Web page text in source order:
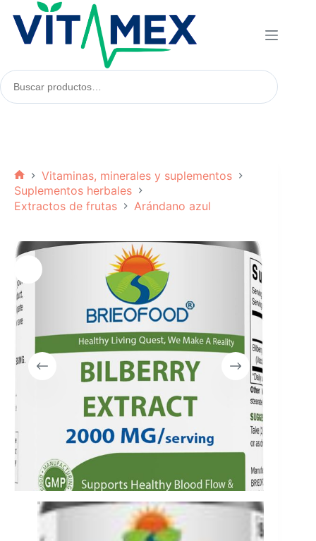
contenido
Buscar
productos:
Inicio
Vitaminas, minerales y suplementos
Suplementos herbales
Extractos de frutas
Arándano azul